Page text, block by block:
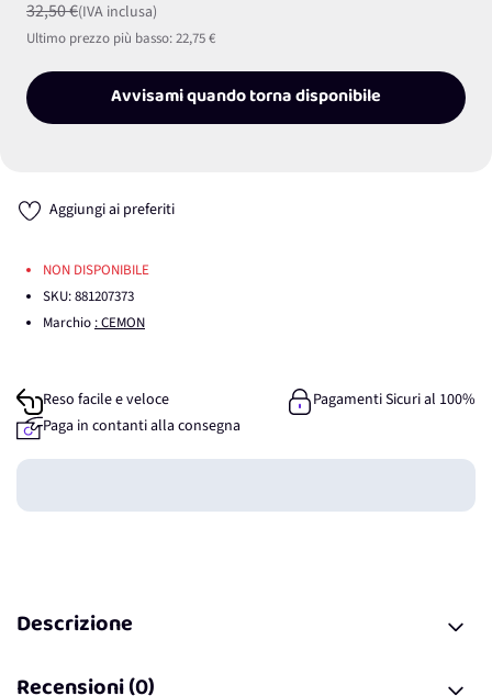
32,50 €(IVA inclusa)
Ultimo prezzo più basso:22,75 €
Avvisami quando torna disponibile
Aggiungi ai preferiti
NON DISPONIBILE
SKU:881207373
Marchio : CEMON
Reso facile e veloce
Pagamenti Sicuri al 100%
Paga in contanti alla consegna
Guadagna
Descrizione